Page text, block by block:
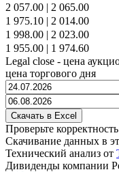
2 057.00 | 2 065.00
1 975.10 | 2 014.00
1 998.00 | 2 023.00
1 955.00 | 1 974.60
Legal close - цена
цена торгового дня
Проверьте
Скачивание данных в
Технический анализ от
Дивиденды компании